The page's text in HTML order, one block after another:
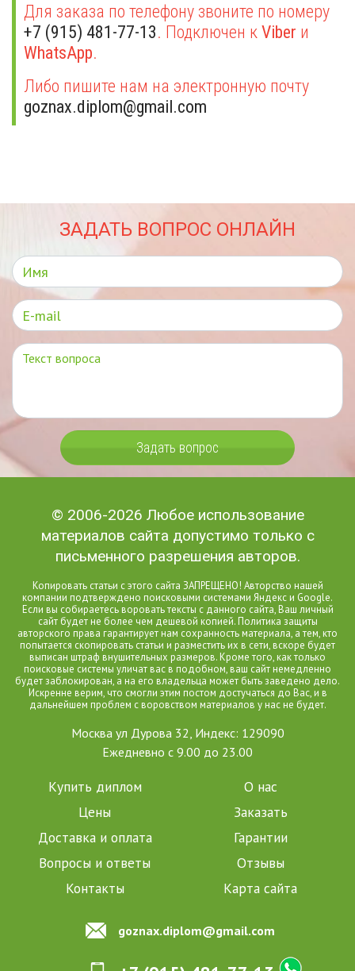
Для заказа по телефону звоните по номеру
+7 (915) 481-77-13. Подключен к Viber и
WhatsApp.
Либо пишите нам на электронную почту
goznax.diplom@gmail.com
ЗАДАТЬ ВОПРОС ОНЛАЙН
Задать вопрос
© 2006-2026 Любое использование
материалов сайта допустимо только с
письменного разрешения авторов.
Копировать статьи с этого сайта ЗАПРЕЩЕНО! Авторство нашей
компании подтверждено поисковыми системами Яндекс и Google.
Если вы собираетесь воровать тексты с данного сайта, Ваш личный
сайт будет не более чем дешевой копией. Политика защиты
авторского права гарантирует нам сохранность материала, а тем, кто
попытается скопировать статьи и разместить их в сети, вскоре будет
выписан штраф внушительных размеров. Кроме того, как только
поисковые системы уличат вас в подобном, ваш сайт немедленно
будет заблокирован, а на его владельца может быть заведено дело.
Искренне верим, что смогли этим постом достучаться до Вас, и в
дальнейшем проблем с воровством материалов у нас не будет.
Москва ул Дурова 32, Индекс: 129090
Ежедневно с 9.00 до 23.00
Купить диплом
О нас
Цены
Заказать
Доставка и оплата
Гарантии
Вопросы и ответы
Отзывы
Контакты
Карта сайта
goznax.diplom@gmail.com